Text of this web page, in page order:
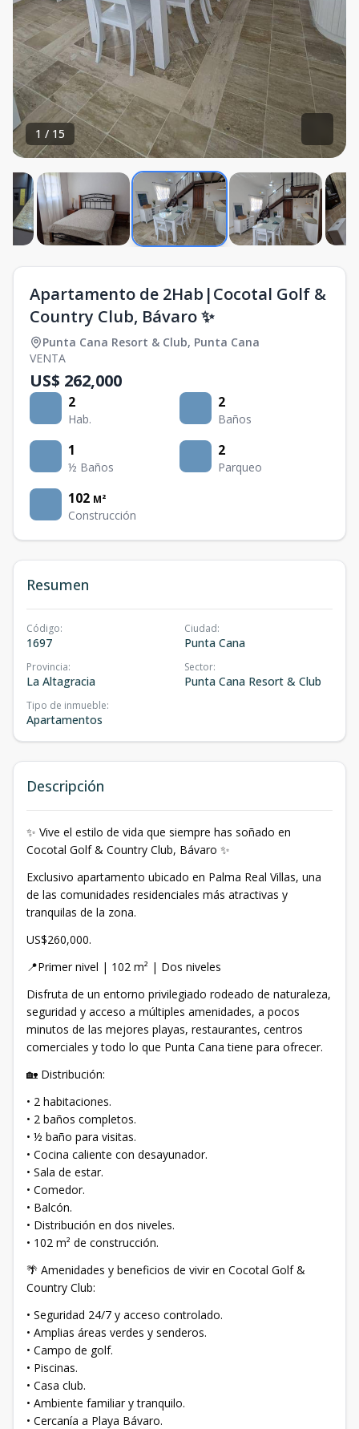
1 / 15
Apartamento de 2Hab|Cocotal Golf &
Country Club, Bávaro ✨
Punta Cana Resort & Club, Punta Cana
VENTA
US$ 262,000
2
Hab.
2
Baños
1
½ Baños
2
Parqueo
102 M²
Construcción
Resumen
Código:
1697
Ciudad:
Punta Cana
Provincia:
La Altagracia
Sector:
Punta Cana Resort & Club
Tipo de inmueble:
Apartamentos
Descripción
✨ Vive el estilo de vida que siempre has soñado en
Cocotal Golf & Country Club, Bávaro ✨
Exclusivo apartamento ubicado en Palma Real Villas, una
de las comunidades residenciales más atractivas y
tranquilas de la zona.
US$260,000.
📍Primer nivel | 102 m² | Dos niveles
Disfruta de un entorno privilegiado rodeado de naturaleza,
seguridad y acceso a múltiples amenidades, a pocos
minutos de las mejores playas, restaurantes, centros
comerciales y todo lo que Punta Cana tiene para ofrecer.
🏡 Distribución:
• 2 habitaciones.
• 2 baños completos.
• ½ baño para visitas.
• Cocina caliente con desayunador.
• Sala de estar.
• Comedor.
• Balcón.
• Distribución en dos niveles.
• 102 m² de construcción.
🌴 Amenidades y beneficios de vivir en Cocotal Golf &
Country Club:
• Seguridad 24/7 y acceso controlado.
• Amplias áreas verdes y senderos.
• Campo de golf.
• Piscinas.
• Casa club.
• Ambiente familiar y tranquilo.
• Cercanía a Playa Bávaro.